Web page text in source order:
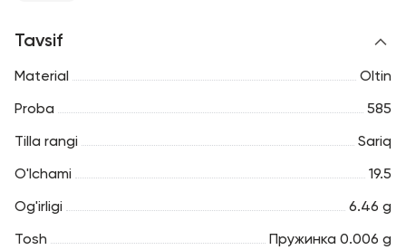
Tavsif
Material Oltin
Proba 585
Tilla rangi Sariq
O'lchami 19.5
Og'irligi 6.46 g
Tosh Пружинка 0.006 g